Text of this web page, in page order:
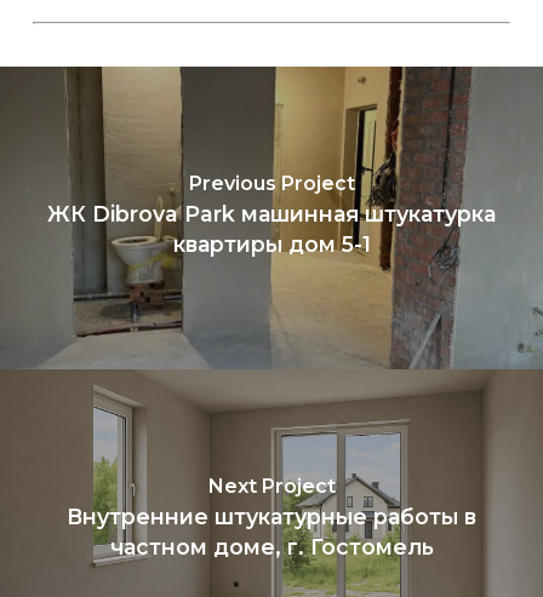
Previous Project
ЖК Dibrova Park машинная штукатурка
квартиры дом 5-1
Next Project
Внутренние штукатурные работы в
частном доме, г. Гостомель